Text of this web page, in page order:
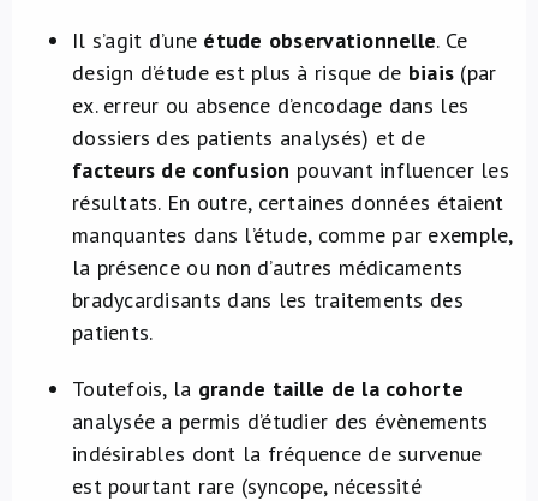
Il s’agit d’une étude observationnelle. Ce
design d’étude est plus à risque de biais (par
ex. erreur ou absence d’encodage dans les
dossiers des patients analysés) et de
facteurs de confusion pouvant influencer les
résultats. En outre, certaines données étaient
manquantes dans l’étude, comme par exemple,
la présence ou non d’autres médicaments
bradycardisants dans les traitements des
patients.
Toutefois, la grande taille de la cohorte
analysée a permis d’étudier des évènements
indésirables dont la fréquence de survenue
est pourtant rare (syncope, nécessité